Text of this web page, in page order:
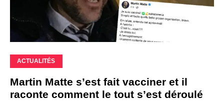
ACTUALITÉS
Martin Matte s’est fait vacciner et il
raconte comment le tout s’est déroulé